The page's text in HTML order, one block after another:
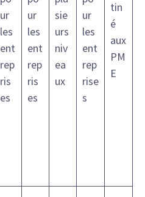
ur
les
ent
rep
ris
es
ur
les
ent
rep
ris
es
sie
urs
niv
ea
ux
ur
les
ent
rep
rise
s
tin
é
aux
PM
E